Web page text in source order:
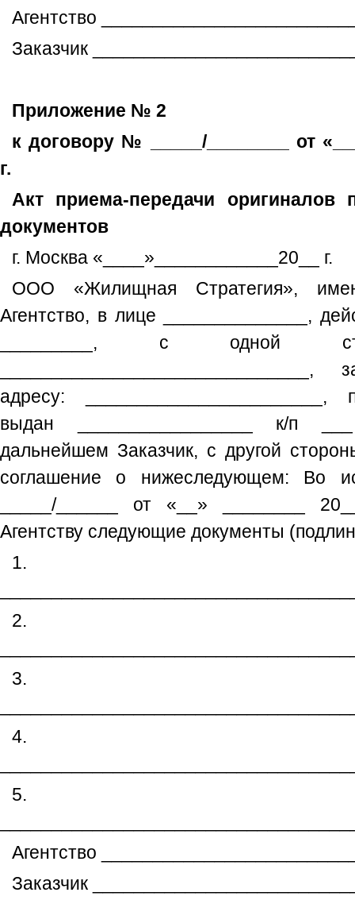
Агентство
Заказчик
Приложение № 2
к договору № _____/________ от
г.
Акт приема-передачи оригиналов
документов
г. Москва «____»____________20__ г.
ООО «Жилищная Стратегия»,
Агентство, в лице ______________,
_________, с одной
______________________________,
адресу: _______________________,
выдан _________________ к/п
дальнейшем Заказчик, с другой
соглашение о нижеследующем: Во
_____/______ от «__» ________
Агентству следующие документы
1.
2.
3.
4.
5.
Агентство
Заказчик